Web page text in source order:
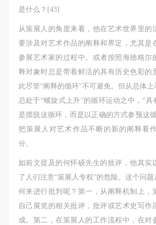
是什么？[43]
从策展人的角度来看，他在艺术世界里的
要涉及对艺术作品的阐释和界定，尤其是
参展艺术家的过程中。或者按照海德格尔
释对象时总是带着鲜活的具有历史色彩的
此尽管“阐释的循环”不可避免。但从总体
总处于“螺旋式上升”的循环运动之中，“具
是摆脱这循环，而是以正确的方式参预这
把策展人对艺术作品不断的新的阐释看
分。
如前文提及的何怀硕先生的批评，他其实
了人们注意“策展人专权”的危险。这个问
何来进行批判呢？第一，从阐释机制上，
自己展览的相关批评，批评或艺术史写作
成。第二，在策展人的工作流程中，在对